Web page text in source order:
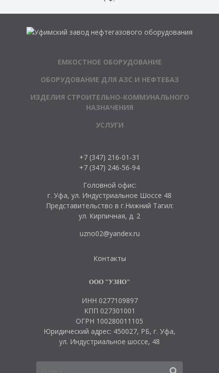
ЕМКОСТНОЕ ОБОРУДОВАНИЕ
ОБОРУДОВАНИЕ ДЛЯ АЗС И НЕФТЕБАЗ
ИЗДЕЛИЯ СТРОИТЕЛЬНО-КОММУНАЛЬНОГО
НАЗНАЧЕНИЯ
УСЛУГИ
+7 (347) 216-01-31
+7 (347) 246-56-94
Головной офис:
г. Уфа, ул. Индустриальное Шоссе 48
Представительство в г.Нижний Тагил:
ул. Кирпичная, д. 2
uzno02@yandex.ru
Контакты
ООО "УЗНО"
ИНН 0277109897
КПП 027301001
ОГРН 100280011105
Юридический адрес: 450027, РБ, г. Уфа,
ул. Индустриальное шоссе, 48